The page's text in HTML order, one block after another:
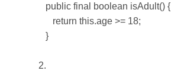
   public final boolean isAdult() {
      return this.age >= 18;
   }
2.